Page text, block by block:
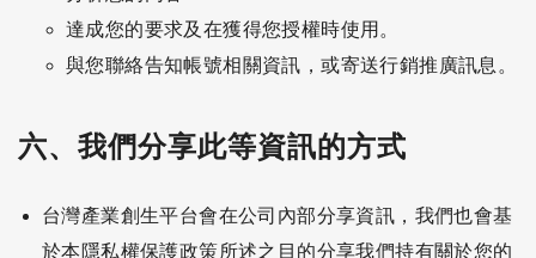
達成您的要求及在獲得您授權時使用。
與您聯絡告知帳號相關資訊，或寄送行銷推廣訊息。
六、我們分享此等資訊的方式
台灣產業創生平台會在公司內部分享資訊，我們也會基
於本隱私權保護政策所述之目的分享我們持有關於您的